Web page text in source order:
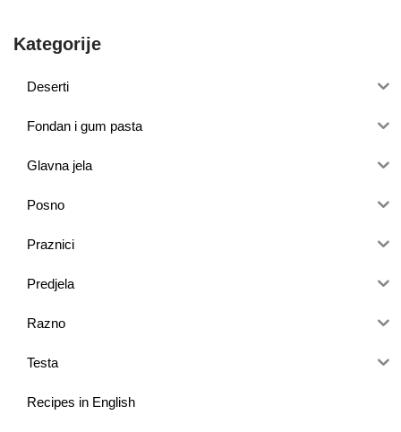
Kategorije
Deserti
Fondan i gum pasta
Glavna jela
Posno
Praznici
Predjela
Razno
Testa
Recipes in English